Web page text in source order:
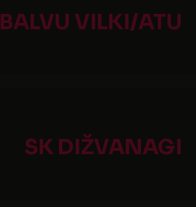
BALVU VILKI/ATU
SK DIŽVANAGI